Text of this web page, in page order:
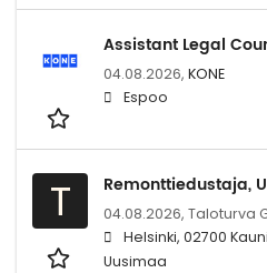
Assistant Legal
04.08.2026, KONE
Espoo
T Remonttiedustaja,
04.08.2026, Taloturva
Helsinki, 02700
Uusimaa